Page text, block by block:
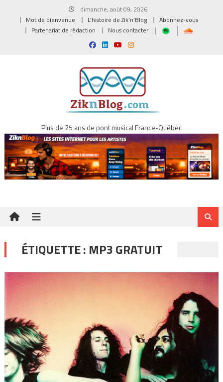
dimanche, août 09, 2026
Mot de bienvenue
L’histoire de Zik’n’Blog
Abonnez-vous
Partenariat de rédaction
Nous contacter
Plus de 25 ans de pont musical France-Québec
ÉTIQUETTE : MP3 GRATUIT